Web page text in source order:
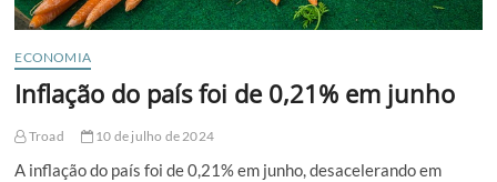
ECONOMIA
Inflação do país foi de 0,21% em junho
Troad 10 de julho de 2024
A inflação do país foi de 0,21% em junho, desacelerando em